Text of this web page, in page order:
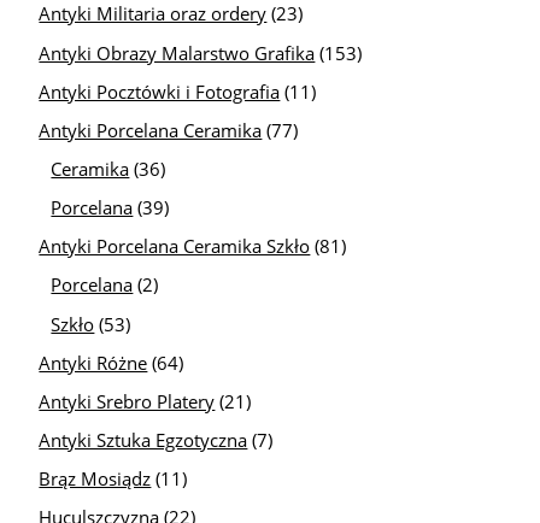
Antyki Militaria oraz ordery (23)
Antyki Obrazy Malarstwo Grafika (153)
Antyki Pocztówki i Fotografia (11)
Antyki Porcelana Ceramika (77)
Ceramika (36)
Porcelana (39)
Antyki Porcelana Ceramika Szkło (81)
Porcelana (2)
Szkło (53)
Antyki Różne (64)
Antyki Srebro Platery (21)
Antyki Sztuka Egzotyczna (7)
Brąz Mosiądz (11)
Huculszczyzna (22)